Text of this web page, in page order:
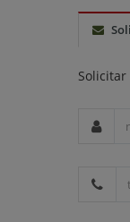
Solicitar